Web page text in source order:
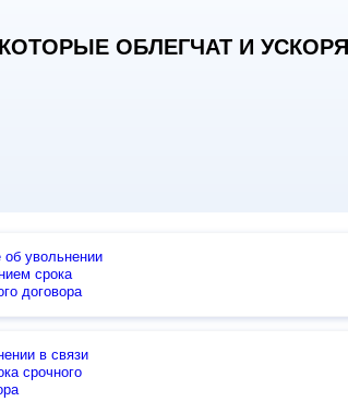
ОБЛЕГЧАТ И
увольнении
срока
договора
в связи
срочного